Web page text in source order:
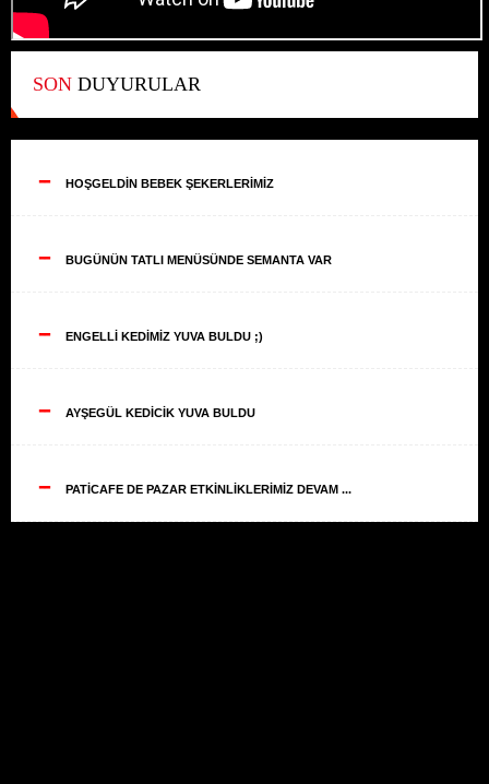
SON DUYURULAR
-- HOŞGELDİN BEBEK ŞEKERLERİMİZ
-- BUGÜNÜN TATLI MENÜSÜNDE SEMANTA VAR
-- ENGELLİ KEDİMİZ YUVA BULDU ;)
-- AYŞEGÜL KEDİCİK YUVA BULDU
-- PATİCAFE DE PAZAR ETKİNLİKLERİMİZ DEVAM ...